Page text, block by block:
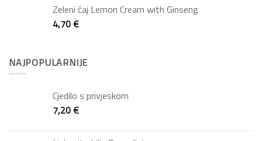
Zeleni čaj Lemon Cream with Ginseng
4,70€
NAJPOPULARNIJE
Cjedilo s privjeskom
7,20€